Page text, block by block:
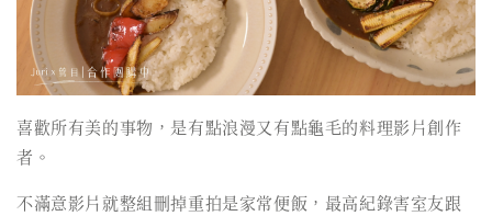
喜歡所有美的事物，是有點浪漫又有點龜毛的料理影片創作
者。
不滿意影片就整組刪掉重拍是家常便飯，最高紀錄害室友跟